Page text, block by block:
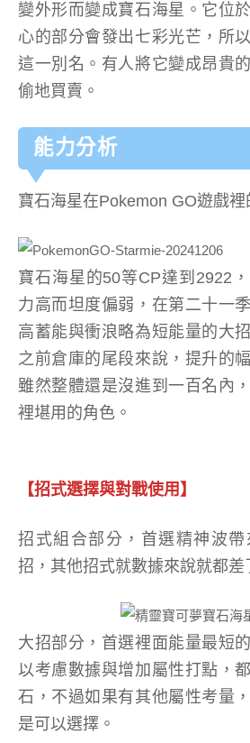
變外形而變成寶石海星。它位
心的部分會發出七彩光芒，所
這一別名。有人將它變成昂貴
偷地買賣。
能力分析
寶石海星在Pokemon GO遊戲裡
寶石海星的50等CP達到2922
力高而坦度偏弱，在第二十一
高蓄能與衝浪略為短能量的大
之前倉庫的尾段來說，提升的
雖然整體還是沒進到一百名內
裡堪用的角色。
【招式選擇與對戰使用】
招式組合部分，首選精神波
招，其他招式就數據來說就都差
大招部分，首選裡面能量最短
以考慮數據與增加屬性打點，
石，不過如果有其他屬性考量
是可以選擇。